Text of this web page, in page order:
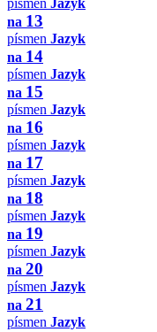
na 13
písmen Jazyk
na 14
písmen Jazyk
na 15
písmen Jazyk
na 16
písmen Jazyk
na 17
písmen Jazyk
na 18
písmen Jazyk
na 19
písmen Jazyk
na 20
písmen Jazyk
na 21
písmen Jazyk